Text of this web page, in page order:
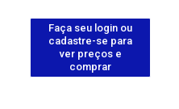
Faça seu login ou
cadastre-se para
ver preços e
comprar